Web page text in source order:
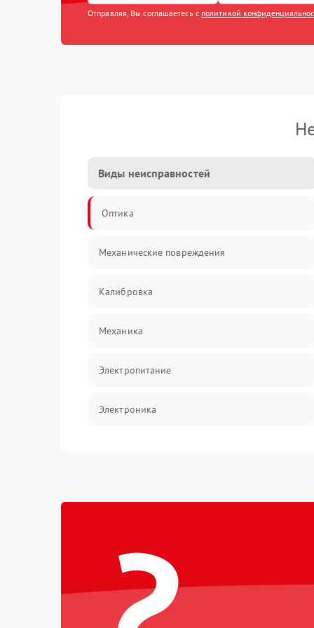
Отправляя, Вы соглашаетесь с политикой
Виды неисправностей
Оптика
Механические повреждения
Калибровка
Механика
Электропитание
Электроника